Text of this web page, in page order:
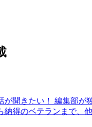
が聞きたい！ 編集部が
納得のベテランまで、